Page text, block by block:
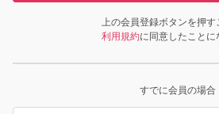
上の会員登録ボタンを押す
利用規約に同意したことに
すでに会員の場合